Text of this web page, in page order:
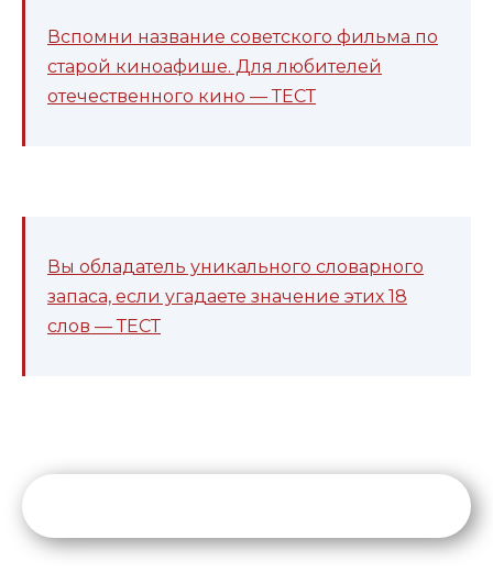
Вспомни название советского фильма по
старой киноафише. Для любителей
отечественного кино — ТЕСТ
Вы обладатель уникального словарного
запаса, если угадаете значение этих 18
слов — ТЕСТ